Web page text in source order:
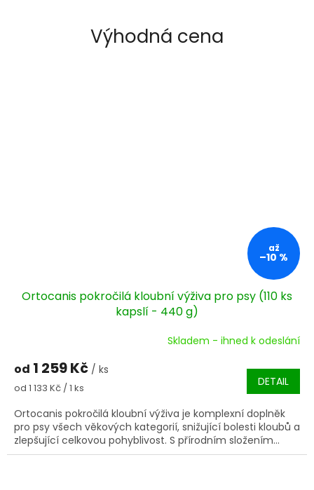
Výhodná cena
až
–10 %
Ortocanis pokročilá kloubní výživa pro psy (110 ks
kapslí - 440 g)
produktu
5,0
z
5
hvězdiček.
Skladem - ihned k odeslání
od 1 259 Kč / ks
Měrná
od 1 133 Kč / 1 ks DETAIL
Ortocanis pokročilá kloubní výživa je komplexní doplněk
pro psy všech věkových kategorií, snižující bolesti kloubů a
zlepšující celkovou pohyblivost. S přírodním složením...